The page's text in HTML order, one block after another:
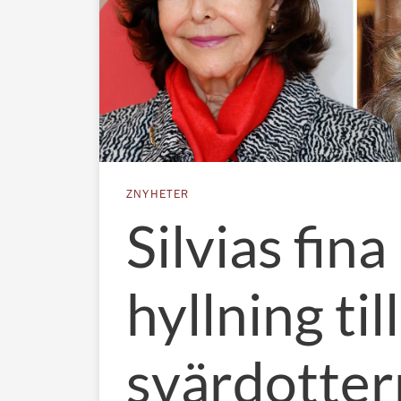
ZNYHETER
Silvias fina
hyllning till